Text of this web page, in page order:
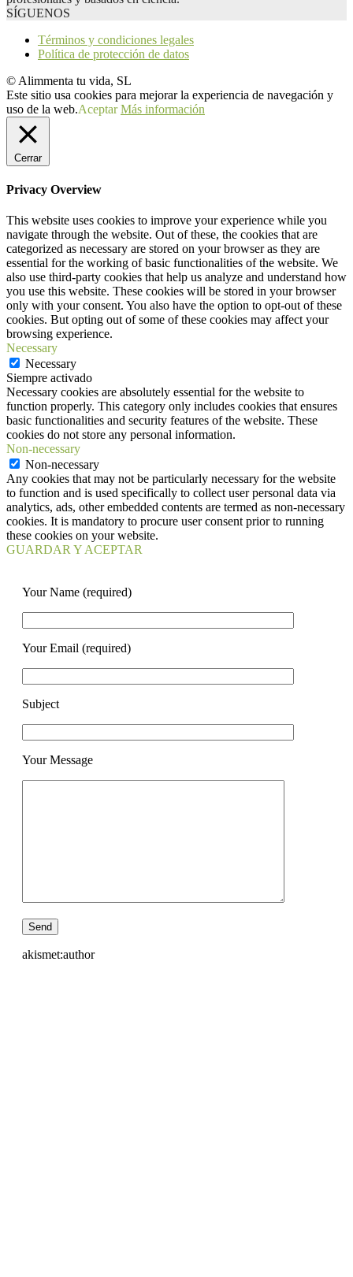
SÍGUENOS
Términos y condiciones legales
Política de protección de datos
© Alimmenta tu vida, SL
Este sitio usa cookies para mejorar la experiencia de navegación y
uso de la web.Aceptar Más información
Cerrar
Privacy Overview
This website uses cookies to improve your experience while you
navigate through the website. Out of these, the cookies that are
categorized as necessary are stored on your browser as they are
essential for the working of basic functionalities of the website. We
also use third-party cookies that help us analyze and understand how
you use this website. These cookies will be stored in your browser
only with your consent. You also have the option to opt-out of these
cookies. But opting out of some of these cookies may affect your
browsing experience.
Necessary
Necessary
Siempre activado
Necessary cookies are absolutely essential for the website to
function properly. This category only includes cookies that ensures
basic functionalities and security features of the website. These
cookies do not store any personal information.
Non-necessary
Non-necessary
Any cookies that may not be particularly necessary for the website
to function and is used specifically to collect user personal data via
analytics, ads, other embedded contents are termed as non-necessary
cookies. It is mandatory to procure user consent prior to running
these cookies on your website.
GUARDAR Y ACEPTAR
Your Name (required)
Your Email (required)
Subject
Your Message
akismet:author